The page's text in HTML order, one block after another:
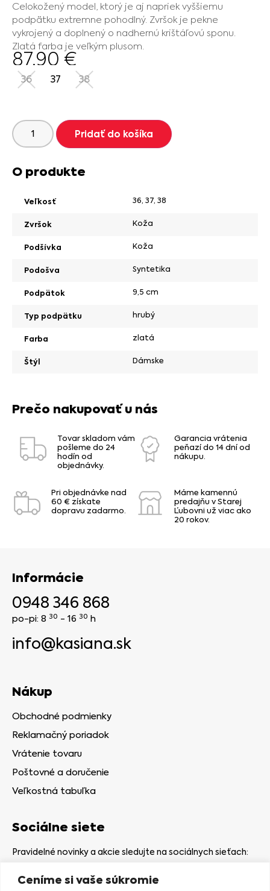
Ceníme si vaše súkromie
Celokožený model, ktorý je aj napriek vyššiemu
podpätku extremne pohodlný. Zvršok je pekne
vykrojený a doplnený o nadhernú krištáľovú sponu.
Zlatá farba je veľkým plusom.
87.90 €
36 37 38
Pridať do košíka
O produkte
Veľkosť 36, 37, 38
Zvršok Koža
Podšívka Koža
Podošva Syntetika
Podpätok 9,5 cm
Typ podpätku hrubý
Farba zlatá
Štýl Dámske
Prečo nakupovať u nás
Tovar skladom vám
pošleme do 24
hodín od
objednávky.
Garancia vrátenia
peňazí do 14 dní od
nákupu.
Pri objednávke nad
60 € získate
dopravu zadarmo.
Máme kamennú
predajňu v Starej
Ľubovni už viac ako
20 rokov.
Informácie
0948 346 868
po-pi: 8 30 - 16 30 h
info@kasiana.sk
Nákup
Obchodné podmienky
Reklamačný poriadok
Vrátenie tovaru
Poštovné a doručenie
Veľkostná tabuľka
Sociálne siete
Pravidelné novinky a akcie sledujte na sociálnych sieťach: